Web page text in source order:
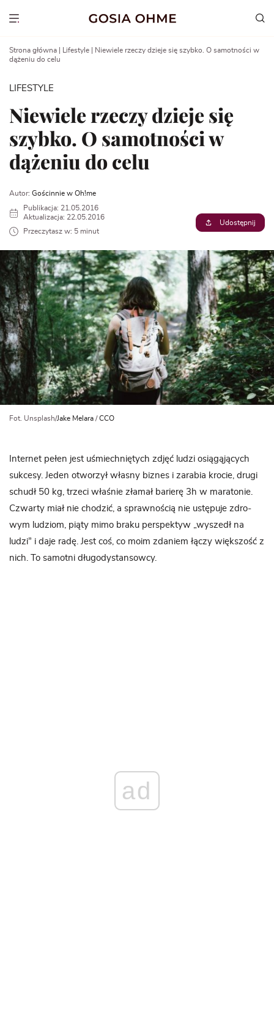
Show menu
Strona główna Lifestyle
Niewiele rzeczy dzieje się szybko. O samotności w
dążeniu do celu
LIFESTYLE
Niewiele rzeczy dzieje się
szybko. O samotności w
dążeniu do celu
Autor: Gościnnie w Oh!me
Publikacja: 21.05.2016
Aktualizacja: 22.05.2016
Przeczytasz w: 5 minut
Udostępnij
Fot. Unsplash/Jake Melara /CCO
Inter­net pełen jest uśmiech­nię­tych zdjęć ludzi osią­gą­ją­cych
suk­cesy. Jeden otwo­rzył wła­sny biz­nes i zara­bia kro­cie, drugi
schudł 50 kg, trzeci wła­śnie zła­mał barierę 3h w mara­to­nie.
Czwarty miał nie cho­dzić, a spraw­no­ścią nie ustę­puje zdro­
wym ludziom, piąty mimo braku per­spek­tyw „wyszedł na
ludzi” i daje radę. Jest coś, co moim zda­niem łączy więk­szość z
nich. To samotni długodystansowcy.
ad